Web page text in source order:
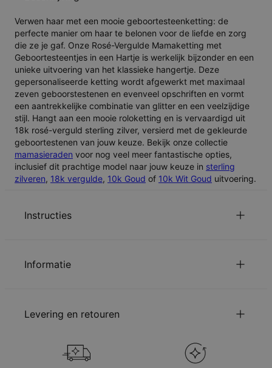
Verwen haar met een mooie geboortesteenketting: de
perfecte manier om haar te belonen voor de liefde en zorg
die ze je gaf. Onze Rosé-Vergulde Mamaketting met
Geboortesteentjes in een Hartje is werkelijk bijzonder en een
unieke uitvoering van het klassieke hangertje. Deze
gepersonaliseerde ketting wordt afgewerkt met maximaal
zeven geboorstestenen en evenveel opschriften en vormt
een aantrekkelijke combinatie van glitter en een veelzijdige
stijl. Hangt aan een mooie roloketting en is vervaardigd uit
18k rosé-verguld sterling zilver, versierd met de gekleurde
geboortestenen van jouw keuze. Bekijk onze collectie
mamasieraden voor nog veel meer fantastische opties,
inclusief dit prachtige model naar jouw keuze in sterling
zilveren, 18k vergulde, 10k Goud of 10k Wit Goud uitvoering.
Instructies
Arabisch. Zorg ervoor dat je tekst correct is ingevoerd,
vertaling in het inscriptievakje.
Lees over onze
Informatie
Afmetingen
33.78mm x 29.72mm
Stijl / Collectie
Moeders Collectie
Hypoallergeen
Levering en retouren
Geschatte leveringsdatum